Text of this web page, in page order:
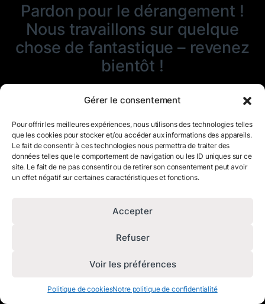
Gérer le consentement
Pour offrir les meilleures expériences, nous utilisons des technologies telles
que les cookies pour stocker et/ou accéder aux informations des appareils.
Le fait de consentir à ces technologies nous permettra de traiter des
données telles que le comportement de navigation ou les ID uniques sur ce
site. Le fait de ne pas consentir ou de retirer son consentement peut avoir
un effet négatif sur certaines caractéristiques et fonctions.
Accepter
Refuser
Voir les préférences
Politique de cookiesNotre politique de confidentialité
Pardon pour le dérangement !
Nous travaillons sur quelque
chose de fantastique – revenez
bientôt !